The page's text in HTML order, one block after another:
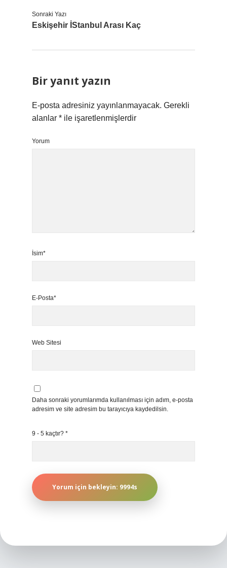
Sonraki Yazı
Eskişehir İStanbul Arası Kaç
Bir yanıt yazın
E-posta adresiniz yayınlanmayacak. Gerekli
alanlar * ile işaretlenmişlerdir
Yorum
İsim*
E-Posta*
Web Sitesi
Daha sonraki yorumlarımda kullanılması için adım, e-posta
adresim ve site adresim bu tarayıcıya kaydedilsin.
9 - 5 kaçtır? *